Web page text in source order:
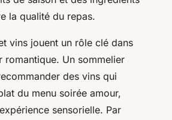
la qualité du repas.
vins jouent un rôle clé dans
romantique. Un sommelier
des vins qui
du menu soirée amour,
sensorielle. Par